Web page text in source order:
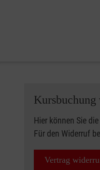
Hier können Sie
Für den Widerruf
Vertrag